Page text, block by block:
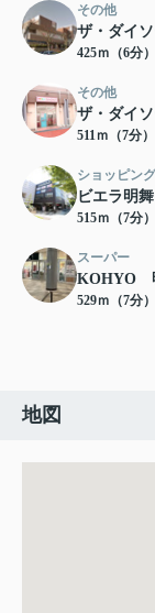
その他
ザ・ダイ
425ｍ（6分）
その他
ザ・ダイ
511ｍ（7分）
ショッピン
ビエラ明舞
515ｍ（7分）
スーパー
KOHYO
529ｍ（7分）
地図